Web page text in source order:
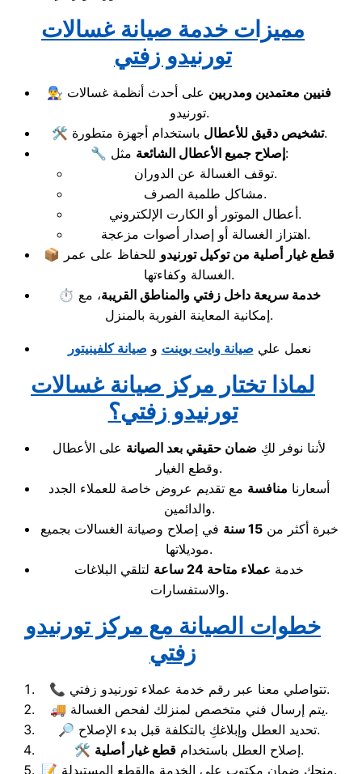
مميزات خدمة صيانة غسالات
تورنيدو زفتي
👨‍🔧 فنيين معتمدين ومدربين على أحدث أنظمة غسالات
تورنيدو.
🛠️
تشخيص دقيق للأعطالباستخدام أجهزة متطورة.
🔧
إصلاح جميع الأعطال الشائعةمثل:
توقف الغسالة عن الدوران.
مشاكل طلمبة الصرف.
أعطال الموتور أو الكارت الإلكتروني.
اهتزاز الغسالة أو إصدار أصوات مزعجة.
📦
قطع غيار أصلية من توكيل تورنيدو للحفاظ على عمر
الغسالة وكفاءتها.
⏱️
خدمة سريعة داخل زفتي والمناطق القريبة، مع
إمكانية المعاينة الفورية بالمنزل.
نعمل علي صيانة وايت بوينت و صيانة كلفينيتور
لماذا تختار مركز صيانة غسالات
تورنيدو زفتي؟
لأننا نوفر لكِ ضمان حقيقي بعد الصيانة على الأعطال
وقطع الغيار.
أسعارنا منافسة مع تقديم عروض خاصة للعملاء الجدد
والدائمين.
خبرة أكثر من15 سنة
في إصلاح وصيانة الغسالات بجميع
موديلاتها.
خدمة عملاء متاحة 24 ساعة
لتلقي البلاغات
والاستفسارات.
خطوات الصيانة مع مركز تورنيدو
زفتي
📞 تتواصلي معنا عبر رقم خدمة عملاء تورنيدو زفتي.
🚚 يتم إرسال فني متخصص لمنزلك لفحص الغسالة.
🔎 تحديد العطل وإبلاغكِ بالتكلفة قبل بدء الإصلاح.
🛠️ إصلاح العطل باستخدام قطع غيار أصلية
.
📝 منحك ضمان مكتوب على الخدمة والقطع المستبدلة.